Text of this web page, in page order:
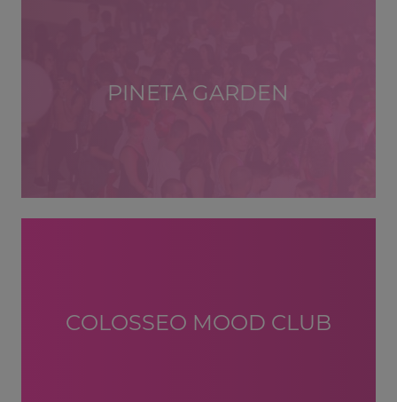
PINETA GARDEN
COLOSSEO MOOD CLUB